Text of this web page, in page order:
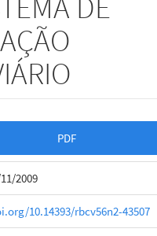
PDF
2009
10.14393/rbcv56n2-43507